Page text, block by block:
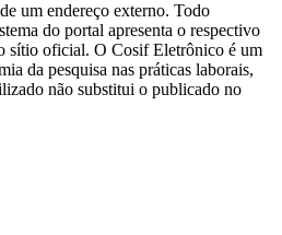
um endereço externo. Todo
do portal apresenta o respectivo
sítio oficial. O Cosif Eletrônico é um
da pesquisa nas práticas laborais,
não substitui o publicado no